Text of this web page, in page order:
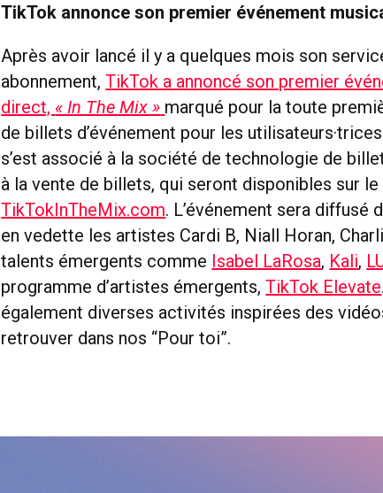
TikTok annonce son premier événement
Après avoir lancé il y a quelques mois son
abonnement,TikTok a annoncé son premier
direct, « In The Mix » marqué pour la toute
de billets d’événement pour les
s’est associé à la société de technologie de
à la vente de billets, qui seront disponibles sur
TikTokInTheMix.com. L’événement sera diffusé
en vedette les artistes Cardi B, Niall Horan,
talents émergents comme Isabel LaRosa, Kali,
programme d’artistes émergents,TikTok Elevate.
également diverses activités inspirées des
retrouver dans nos “Pour toi”.